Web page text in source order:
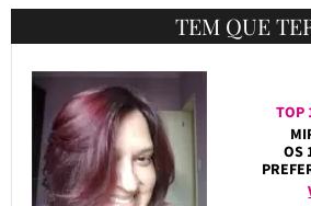
TEM QUE
TOP
OS